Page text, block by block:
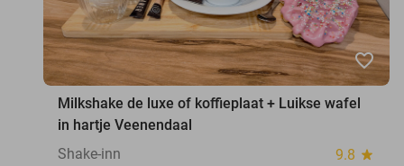
favorite_border
Milkshake de luxe of koffieplaat + Luikse wafel
in hartje Veenendaal
Shake-inn
9.8 star